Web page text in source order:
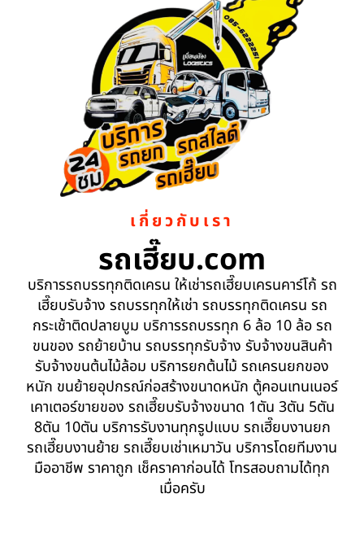
เกี่ยวกับเรา
รถเฮี๊ยบ.com
บริการรถบรรทุกติดเครน ให้เช่ารถเฮี๊ยบเครนคาร์โก้ รถ
เฮี๊ยบรับจ้าง รถบรรทุกให้เช่า รถบรรทุกติดเครน รถ
กระเช้าติดปลายบูม บริการรถบรรทุก 6 ล้อ 10 ล้อ รถ
ขนของ รถย้ายบ้าน รถบรรทุกรับจ้าง รับจ้างขนสินค้า
รับจ้างขนต้นไม้ล้อม บริการยกต้นไม้ รถเครนยกของ
หนัก ขนย้ายอุปกรณ์ก่อสร้างขนาดหนัก ตู้คอนเทนเนอร์
เคาเตอร์ขายของ รถเฮี๊ยบรับจ้างขนาด 1ตัน 3ตัน 5ตัน
8ตัน 10ตัน บริการรับงานทุกรูปแบบ รถเฮี๊ยบงานยก
รถเฮี๊ยบงานย้าย รถเฮี๊ยบเช่าเหมาวัน บริการโดยทีมงาน
มืออาชีพ ราคาถูก เช็คราคาก่อนได้ โทรสอบถามได้ทุก
เมื่อครับ